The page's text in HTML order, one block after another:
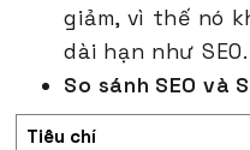
giảm, vì thế nó
dài hạn như SEO.
So sánh SEO và
Tiêu chí